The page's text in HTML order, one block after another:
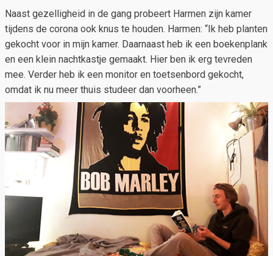
Naast gezelligheid in de gang probeert Harmen zijn kamer
tijdens de corona ook knus te houden. Harmen: “Ik heb planten
gekocht voor in mijn kamer. Daarnaast heb ik een boekenplank
en een klein nachtkastje gemaakt. Hier ben ik erg tevreden
mee. Verder heb ik een monitor en toetsenbord gekocht,
omdat ik nu meer thuis studeer dan voorheen.”